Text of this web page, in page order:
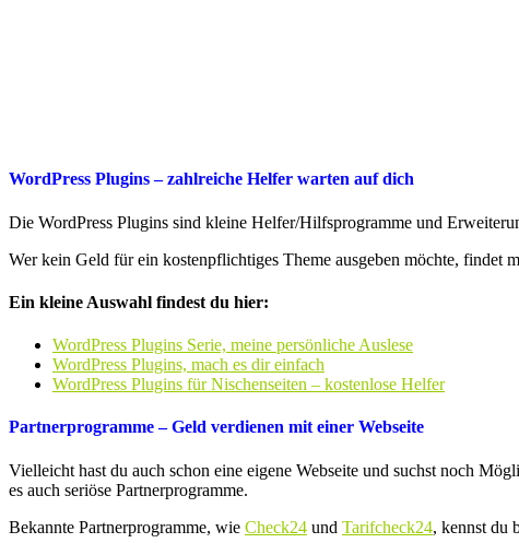
WordPress Plugins – zahlreiche Helfer warten auf dich
Die WordPress Plugins sind kleine Helfer/Hilfsprogramme und
Wer kein Geld für ein kostenpflichtiges Theme ausgeben möchte, findet
Ein kleine Auswahl findest du hier:
WordPress Plugins Serie, meine persönliche Auslese
WordPress Plugins, mach es dir einfach
WordPress Plugins für Nischenseiten – kostenlose Helfer
Partnerprogramme – Geld verdienen mit einer Webseite
Vielleicht hast du auch schon eine eigene Webseite und suchst noch
es auch seriöse Partnerprogramme.
Bekannte Partnerprogramme, wie Check24 und Tarifcheck24, kennst du